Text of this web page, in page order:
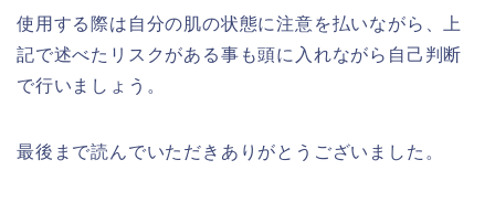
使用する際は自分の肌の状態に注意を払いながら、上
記で述べたリスクがある事も頭に入れながら自己判断
で行いましょう。
最後まで読んでいただきありがとうございました。